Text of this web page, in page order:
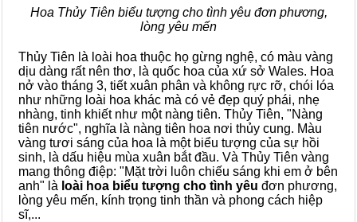
Hoa Thủy Tiên biểu tượng cho tình yêu đơn phương,
lòng yêu mến
Thủy Tiên là loài hoa thuộc họ gừng nghệ, có màu vàng
dịu dàng rất nên thơ, là quốc hoa của xứ sở Wales. Hoa
nở vào tháng 3, tiết xuân phân và không rực rỡ, chói lóa
như những loài hoa khác mà có vẻ đẹp quý phái, nhẹ
nhàng, tinh khiết như một nàng tiên. Thủy Tiên, "Nàng
tiên nước", nghĩa là nàng tiên hoa nơi thủy cung. Màu
vàng tươi sáng của hoa là một biểu tượng của sự hồi
sinh, là dấu hiệu mùa xuân bắt đầu. Và Thủy Tiên vàng
mang thông điệp: "Mặt trời luôn chiếu sáng khi em ở bên
anh" là loài hoa biểu tượng cho tình yêu đơn phương,
lòng yêu mến, kính trọng tinh thần và phong cách hiệp
sĩ,...